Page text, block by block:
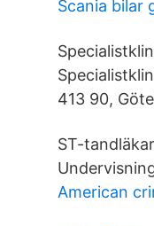
Scania bilar
413 90,
ST-
American